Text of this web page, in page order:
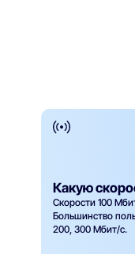
Какую
Скорости 100
Большинство
200, 300 Мбит/с.